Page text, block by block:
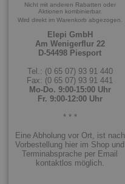
Nicht mit anderen Rabatten oder
Aktionen kombinierbar.
Wird direkt im Warenkorb abgezogen.
Elepi GmbH
Am Wenigerflur 22
D-54498 Piesport
Tel.: (0 65 07) 93 91 440
Fax: (0 65 07) 93 91 441
Mo-Do. 9:00-15:00 Uhr
Fr. 9:00-12:00 Uhr
* * *
Eine Abholung vor Ort, ist nach
Vorbestellung hier im Shop und
Terminabsprache per Email
kontaktlos möglich.